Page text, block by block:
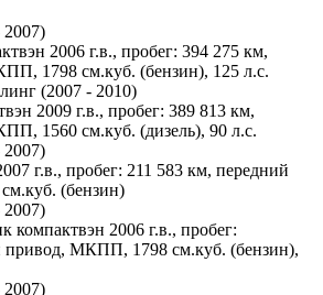
2006 г.в., пробег: 394 275 км,
1798 см.куб. (бензин), 125 л.с.
(2007 - 2010)
2009 г.в., пробег: 389 813 км,
1560 см.куб. (дизель), 90 л.с.
г.в., пробег: 211 583 км, передний
(бензин)
компактвэн 2006 г.в., пробег:
привод, МКПП, 1798 см.куб. (бензин),